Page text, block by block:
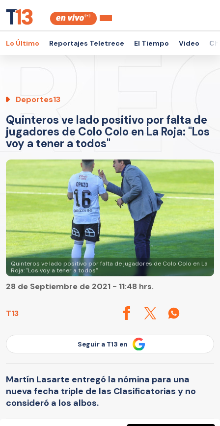
Lo Último Reportajes Teletrece El Tiempo Video
Deportes13
Quinteros ve lado positivo por falta de
jugadores de Colo Colo en La Roja: "Los
voy a tener a todos"
Quinteros ve lado positivo por falta de jugadores de Colo Colo en La
Roja: "Los voy a tener a todos"
T13
28 de Septiembre de 2021 - 11:48 hrs.
Seguir a T13 en
Martín Lasarte entregó la nómina para una
nueva fecha triple de las Clasificatorias y no
consideró a los albos.